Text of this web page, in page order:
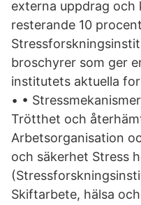
externa uppdrag
resterande 10
broschyrer som ger
institutets aktuella
• •
Trötthet och
Arbetsorganisation
och säkerhet Stress
Skiftarbete, hälsa